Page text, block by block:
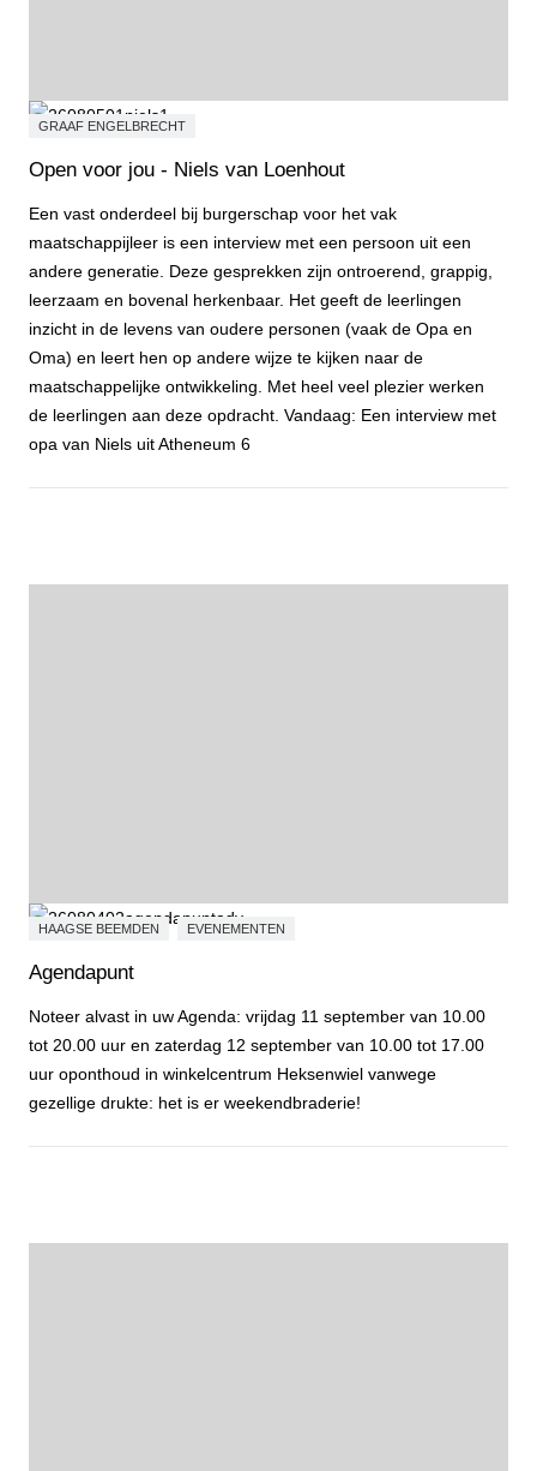
GRAAF ENGELBRECHT
Open voor jou - Niels van Loenhout
Een vast onderdeel bij burgerschap voor het vak
maatschappijleer is een interview met een persoon uit een
andere generatie. Deze gesprekken zijn ontroerend, grappig,
leerzaam en bovenal herkenbaar. Het geeft de leerlingen
inzicht in de levens van oudere personen (vaak de Opa en
Oma) en leert hen op andere wijze te kijken naar de
maatschappelijke ontwikkeling. Met heel veel plezier werken
de leerlingen aan deze opdracht. Vandaag: Een interview met
opa van Niels uit Atheneum 6
HAAGSE BEEMDEN EVENEMENTEN
Agendapunt
Noteer alvast in uw Agenda: vrijdag 11 september van 10.00
tot 20.00 uur en zaterdag 12 september van 10.00 tot 17.00
uur oponthoud in winkelcentrum Heksenwiel vanwege
gezellige drukte: het is er weekendbraderie!